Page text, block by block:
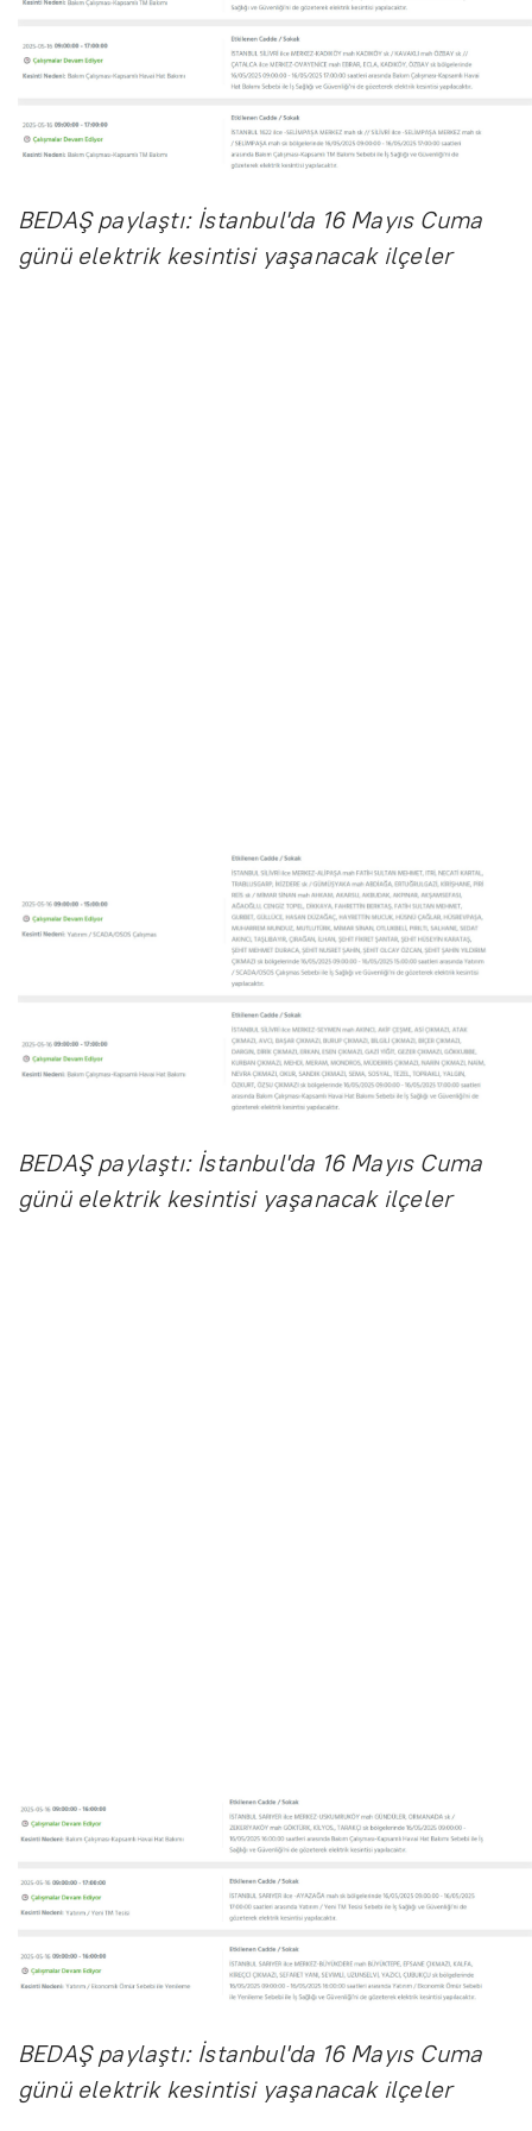
BEDAŞ paylaştı: İstanbul'da 16 Mayıs Cuma
günü elektrik kesintisi yaşanacak ilçeler
BEDAŞ paylaştı: İstanbul'da 16 Mayıs Cuma
günü elektrik kesintisi yaşanacak ilçeler
BEDAŞ paylaştı: İstanbul'da 16 Mayıs Cuma
günü elektrik kesintisi yaşanacak ilçeler